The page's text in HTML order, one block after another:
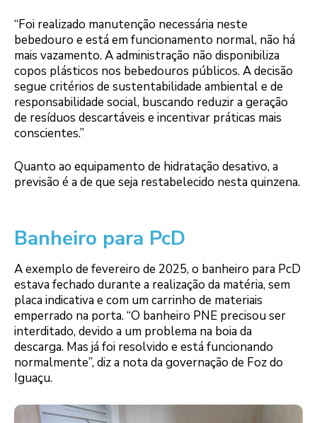
“Foi realizado manutenção necessária neste
bebedouro e está em funcionamento normal, não há
mais vazamento. A administração não disponibiliza
copos plásticos nos bebedouros públicos. A decisão
segue critérios de sustentabilidade ambiental e de
responsabilidade social, buscando reduzir a geração
de resíduos descartáveis e incentivar práticas mais
conscientes.”
Quanto ao equipamento de hidratação desativo, a
previsão é a de que seja restabelecido nesta quinzena.
Banheiro para PcD
A exemplo de fevereiro de 2025, o banheiro para PcD
estava fechado durante a realização da matéria, sem
placa indicativa e com um carrinho de materiais
emperrado na porta. “O banheiro PNE precisou ser
interditado, devido a um problema na boia da
descarga. Mas já foi resolvido e está funcionando
normalmente”, diz a nota da governação de Foz do
Iguaçu.